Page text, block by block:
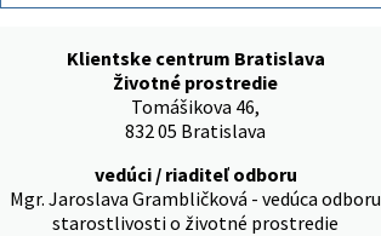
Klientske centrum Bratislava
Životné prostredie
Tomášikova 46,
832 05 Bratislava
vedúci / riaditeľ odboru
Mgr. Jaroslava Grambličková - vedúca odboru
starostlivosti o životné prostredie